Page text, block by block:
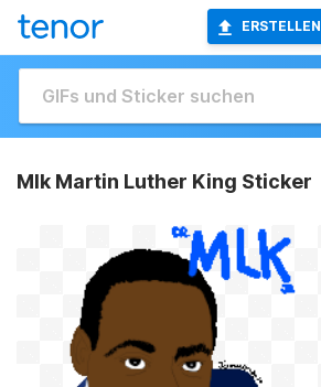
ERSTELLEN
Mlk Martin Luther King Sticker